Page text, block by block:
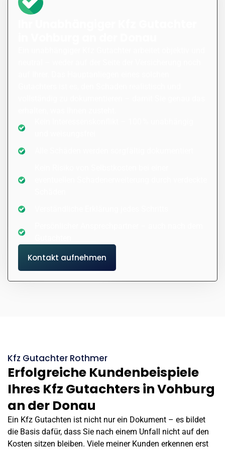
Kontakt aufnehmen
Kfz Gutachter Rothmer
Erfolgreiche Kundenbeispiele
Ihres Kfz Gutachters in Vohburg
an der Donau
Ein Kfz Gutachten ist nicht nur ein Dokument – es bildet
die Basis dafür, dass Sie nach einem Unfall nicht auf den
Kosten sitzen bleiben. Viele meiner Kunden erkennen erst